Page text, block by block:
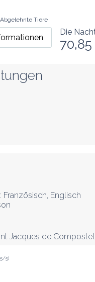
Abgelehnte Tiere
Die
Französisch, Englisch
Jacques de
5)